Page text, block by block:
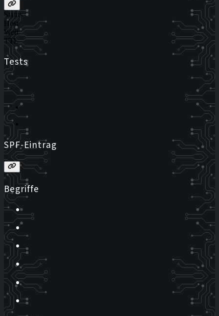
Status
Host
Wert
TTL
Tests
SPF-Eintrag
Begriffe